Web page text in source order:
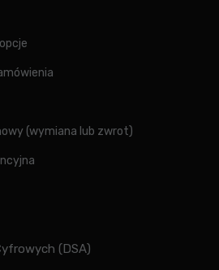
(wymiana lub zwrot)
(DSA)